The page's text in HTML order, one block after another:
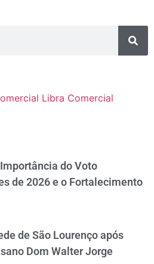
Libra Comercial
do Voto
de 2026 e o Fortalecimento
de São Lourenço após
Dom Walter Jorge